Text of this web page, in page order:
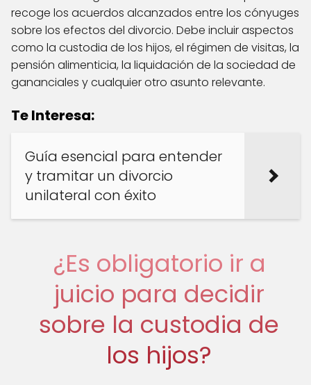
recoge los acuerdos alcanzados entre los cónyuges
sobre los efectos del divorcio. Debe incluir aspectos
como la custodia de los hijos, el régimen de visitas, la
pensión alimenticia, la liquidación de la sociedad de
gananciales y cualquier otro asunto relevante.
Te Interesa:
Guía esencial para entender
y tramitar un divorcio
unilateral con éxito
¿Es obligatorio ir a
juicio para decidir
sobre la custodia de
los hijos?